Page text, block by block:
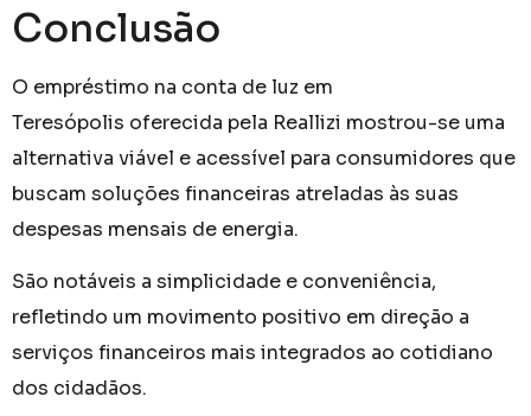
Conclusão
O empréstimo na conta de luz em
Teresópolis oferecida pela Reallizi mostrou-se uma
alternativa viável e acessível para consumidores que
buscam soluções financeiras atreladas às suas
despesas mensais de energia.
São notáveis a simplicidade e conveniência,
refletindo um movimento positivo em direção a
serviços financeiros mais integrados ao cotidiano
dos cidadãos.